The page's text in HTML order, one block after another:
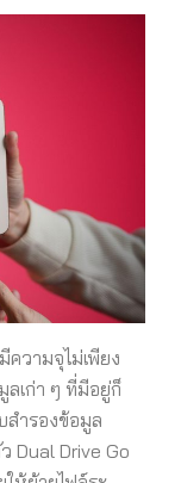
วามจุไม่เพียง
เก่า ๆ ที่มีอยู่ก็
สำรองข้อมูล
Dual Drive Go